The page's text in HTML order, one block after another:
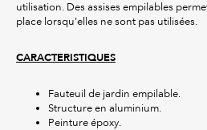
utilisation. Des assises empilables
place lorsqu'elles ne sont pas utilisées.
CARACTERISTIQUES
Fauteuil de jardin empilable.
Structure en aluminium.
Peinture époxy.